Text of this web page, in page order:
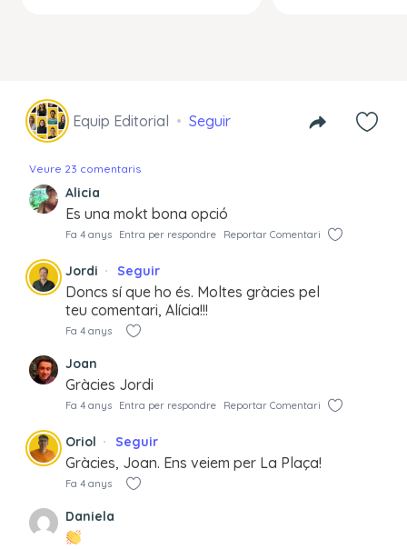
Equip Editorial Seguir
Veure 23 comentaris
Alicia
Es una mokt bona opció
Fa 4 anys Entra per respondre Reportar Comentari
Jordi Seguir
Doncs sí que ho és. Moltes gràcies pel
teu comentari, Alícia!!!
Fa 4 anys
Joan
Gràcies Jordi
Fa 4 anys Entra per respondre Reportar Comentari
Oriol Seguir
Gràcies, Joan. Ens veiem per La Plaça!
Fa 4 anys
Daniela